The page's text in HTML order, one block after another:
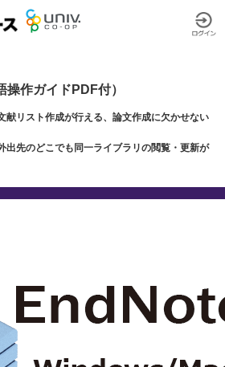
作ガイドPDF付）
献リスト作成が行える、論文作成に欠かせない
出先のどこでも同一ライブラリの閲覧・更新が